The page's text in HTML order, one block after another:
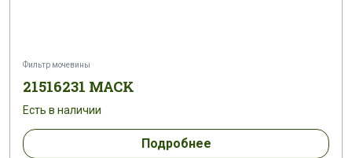
Фильтр мочевины
21516231 MACK
Есть в наличии
Подробнее